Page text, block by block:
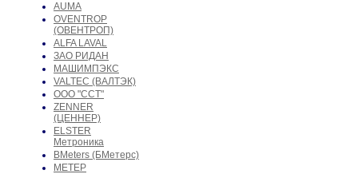
AUMA
OVENTROP
(ОВЕНТРОП)
ALFA LAVAL
ЗАО РИДАН
МАШИМПЭКС
VALTEC (ВАЛТЭК)
ООО "ССТ"
ZENNER
(ЦЕННЕР)
ELSTER
Метроника
BMeters (БМетерс)
МЕТЕР